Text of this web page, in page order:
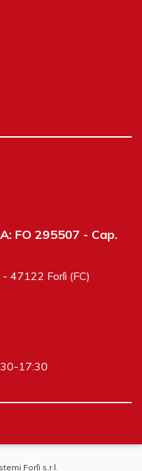
FO 295507 - Cap.
- 47122 Forlì (FC)
17:30
Forlì s.r.l.